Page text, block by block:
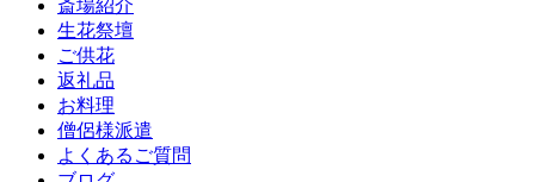
斎場紹介
生花祭壇
ご供花
返礼品
お料理
僧侶様派遣
よくあるご質問